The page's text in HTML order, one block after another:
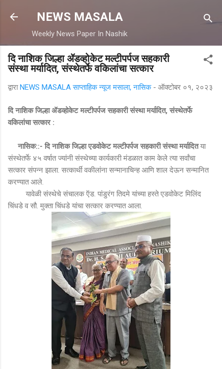
मुख्य सामग्रीवर वगळा
NEWS MASALA
Weekly News Paper In Nashik
दि नाशिक जिल्हा ॲडव्होकेट मल्टीपर्पज सहकारी
संस्था मर्यादित, संस्थेतर्फे वकिलांचा सत्कार
द्वाराNEWS MASALA साप्ताहिक न्यूज मसाला, नासिक - ऑक्टोबर ०१, २०२३
दि नाशिक जिल्हा ॲडव्होकेट मल्टीपर्पज सहकारी संस्था मर्यादित, संस्थेतर्फे
वकिलांचा सत्कार :
नासिक::- दि नाशिक जिल्हा एडवोकेट मल्टीपर्पज सहकारी संस्था मर्यादितया
संस्थेतर्फे ४५ वर्षात ज्यांनी संस्थेच्या कार्यकारी मंडळात काम केले त्या सर्वांचा
सत्कार संपन्न झाला. सत्कार्थी वकीलांना सन्मानाचिन्ह आणि शाल देऊन सन्मानित
करण्यात आले.
यावेळी संस्थेचे संचालक ऍड. पांडुरंग तिदमे यांच्या हस्ते एडवोकेट मिलिंद
चिंधडे व सौ. मुक्ता चिंधडे यांचा सत्कार करण्यात आला.